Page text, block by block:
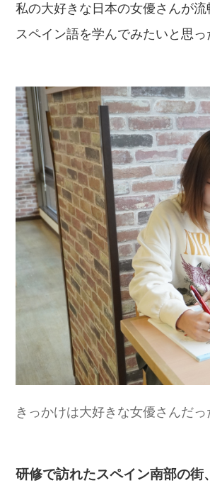
私の大好きな日本の女優さんが
スペイン語を学んでみたいと思
きっかけは大好きな女優さんだ
研修で訪れたスペイン南部の街